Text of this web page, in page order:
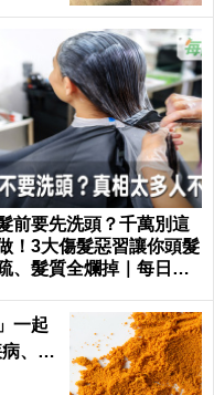
前要先洗頭？千萬別這
！3大傷髮惡習讓你頭髮
、髮質全爛掉｜每日健
一起
、癌